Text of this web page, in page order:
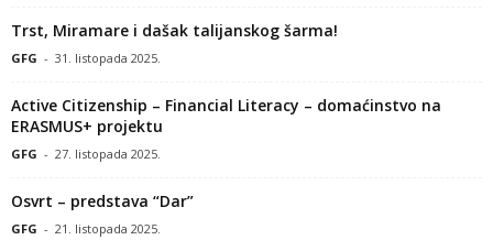
Trst, Miramare i dašak talijanskog šarma!
GFG - 31. listopada 2025.
Active Citizenship – Financial Literacy – domaćinstvo na
ERASMUS+ projektu
GFG - 27. listopada 2025.
Osvrt – predstava “Dar”
GFG - 21. listopada 2025.